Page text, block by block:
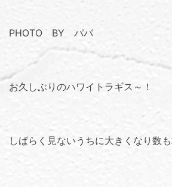
PHOTO BY パパ
お久しぶりのハワイトラギス～！
しばらく見ないうちに大きくなり数